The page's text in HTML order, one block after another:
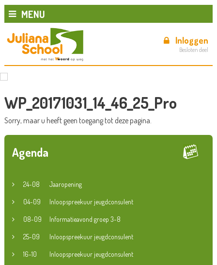
MENU
Inloggen
Besloten deel
WP_20171031_14_46_25_Pro
Sorry, maar u heeft geen toegang tot deze pagina.
Agenda
24-08 Jaaropening
04-09 Inloopspreekuur jeugdconsulent
08-09 Informatieavond groep 3-8
25-09 Inloopspreekuur jeugdconsulent
16-10 Inloopspreekuur jeugdconsulent